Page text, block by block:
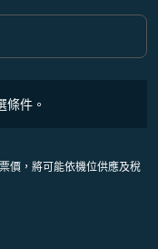
件。
價，將可能依機位供應及稅